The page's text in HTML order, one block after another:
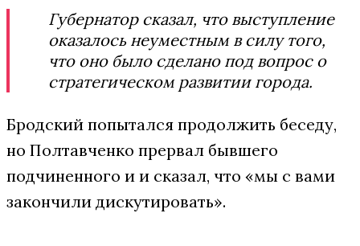
Губернатор сказал, что выступление
оказалось неуместным в силу того,
что оно было сделано под вопрос о
стратегическом развитии города.
Бродский попытался продолжить беседу,
но Полтавченко прервал бывшего
подчиненного и и сказал, что «мы с вами
закончили дискутировать».